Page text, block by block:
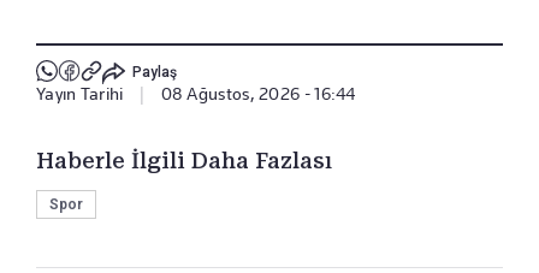
Paylaş
Yayın Tarihi 08 Ağustos, 2026 - 16:44
Haberle İlgili Daha Fazlası
Spor